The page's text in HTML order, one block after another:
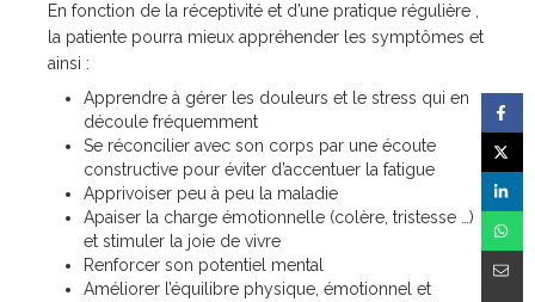
En fonction de la réceptivité et d’une pratique régulière ,
la patiente pourra mieux appréhender les symptômes et
ainsi :
Apprendre à gérer les douleurs et le stress qui en
découle fréquemment
Se réconcilier avec son corps par une écoute
constructive pour éviter d’accentuer la fatigue
Apprivoiser peu à peu la maladie
Apaiser la charge émotionnelle (colère, tristesse …)
et stimuler la joie de vivre
Renforcer son potentiel mental
Améliorer l’équilibre physique, émotionnel et